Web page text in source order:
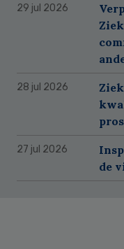
29 jul 2026
28 jul 2026
27 jul 2026
de